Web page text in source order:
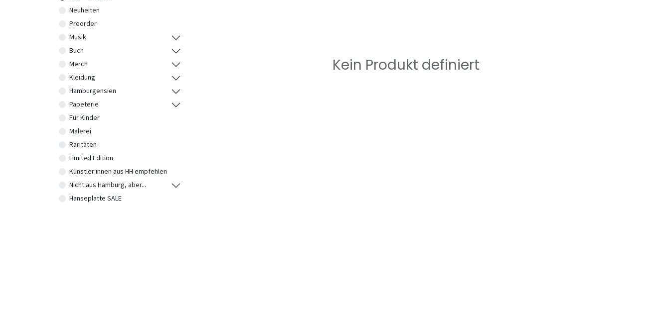
Neuheiten
Preorder
Musik
Buch
Merch
Kleidung
Hamburgensien
Papeterie
Für Kinder
Malerei
Raritäten
Limited Edition
Künstler:innen aus HH empfehlen
Nicht aus Hamburg, aber...
Hanseplatte SALE
Kein Produkt definiert